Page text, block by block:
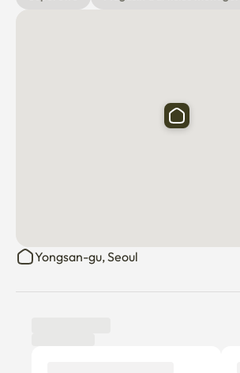
️ ️ Arrêt de bus de trois minutes près de
Haebangchon/Gyeongridan-gil
Yongsan-gu, Seoul